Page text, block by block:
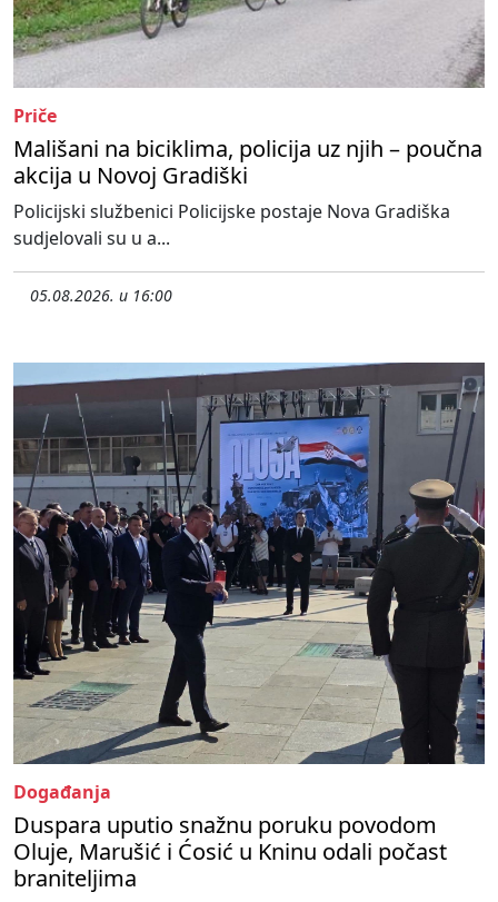
Priče
Mališani na biciklima, policija uz njih – poučna
akcija u Novoj Gradiški
Policijski službenici Policijske postaje Nova Gradiška
sudjelovali su u a...
05.08.2026. u 16:00
Događanja
Duspara uputio snažnu poruku povodom
Oluje, Marušić i Ćosić u Kninu odali počast
braniteljima